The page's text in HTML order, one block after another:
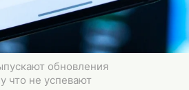
обновления
что не успевают